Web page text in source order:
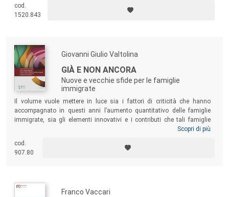
cod.
1520.843
Giovanni Giulio Valtolina
GIÀ E NON ANCORA
Nuove e vecchie sfide per le famiglie
immigrate
Il volume vuole mettere in luce sia i fattori di criticità che hanno
accompagnato in questi anni l’aumento quantitativo delle famiglie
immigrate, sia gli elementi innovativi e i contributi che tali famiglie
hanno fornito al nostro Paese. Lungi dal pretendere di essere
sull’argomento, il testo intende innanzitutto aiutare gli operatori, che a
vario titolo ‒ assistenti sociali, psicologi, educatori, insegnanti ‒ si
Scopri di più
cod.
907.80
Franco Vaccari